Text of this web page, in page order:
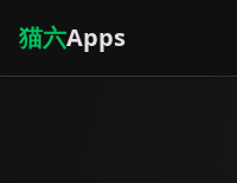
猫六Apps